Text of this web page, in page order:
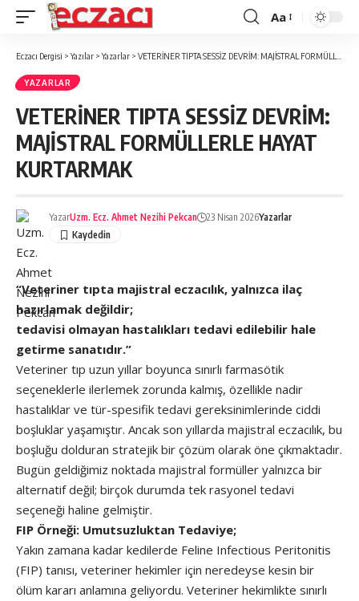
Font
Aa
Eczacı Dergisi >Yazılar >Yazarlar > VETERİNER TIPTA SESSİZ DEVRİM: MAJİSTRAL FORMÜLLERLE HAYAT KURTARMAK
YAZARLAR
VETERİNER TIPTA SESSİZ DEVRİM:
MAJİSTRAL FORMÜLLERLE HAYAT
KURTARMAK
YazarUzm. Ecz. Ahmet Nezihi Pekcan 23 Nisan 2026Yazarlar
“Veteriner tıpta majistral eczacılık, yalnızca ilaç
hazırlamak değildir;
tedavisi olmayan hastalıkları tedavi edilebilir hale
getirme sanatıdır.”
Veteriner tıp uzun yıllar boyunca sınırlı farmasötik
seçeneklerle ilerlemek zorunda kalmış, özellikle nadir
hastalıklar ve tür-spesifik tedavi gereksinimlerinde ciddi
boşluklar yaşamıştır. Ancak son yıllarda majistral eczacılık, bu
boşluğu dolduran stratejik bir çözüm olarak öne çıkmaktadır.
Bugün geldiğimiz noktada majistral formüller yalnızca bir
alternatif değil; birçok durumda tek rasyonel tedavi
seçeneği haline gelmiştir.
FIP Örneği: Umutsuzluktan Tedaviye;
Yakın zamana kadar kedilerde Feline Infectious Peritonitis
(FIP) tanısı, veteriner hekimler için neredeyse kesin bir
ölüm kararı anlamına geliyordu. Veteriner hekimlikte sınırlı